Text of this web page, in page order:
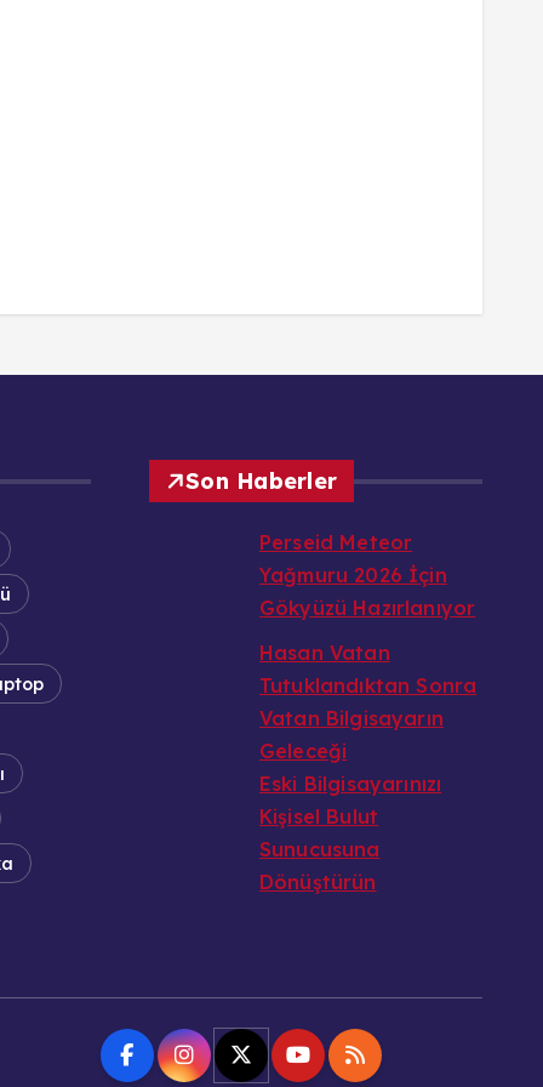
Son Haberler
Perseid Meteor
Yağmuru 2026 İçin
Gökyüzü Hazırlanıyor
Hasan Vatan
Tutuklandıktan Sonra
Vatan Bilgisayarın
Geleceği
Eski Bilgisayarınızı
Kişisel Bulut
Sunucusuna
Dönüştürün